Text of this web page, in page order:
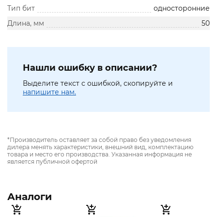
Тип бит
односторонние
Длина, мм
50
Нашли ошибку в описании?
Выделите текст с ошибкой, скопируйте и
напишите нам.
*Производитель оставляет за собой право без уведомления
дилера менять характеристики, внешний вид, комплектацию
товара и место его производства. Указанная информация не
является публичной офертой
Аналоги